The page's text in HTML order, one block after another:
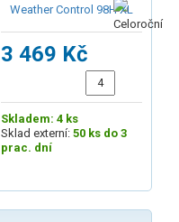
3 469 Kč
Skladem: 4 ks
Sklad externí: 50 ks do 3
prac. dní